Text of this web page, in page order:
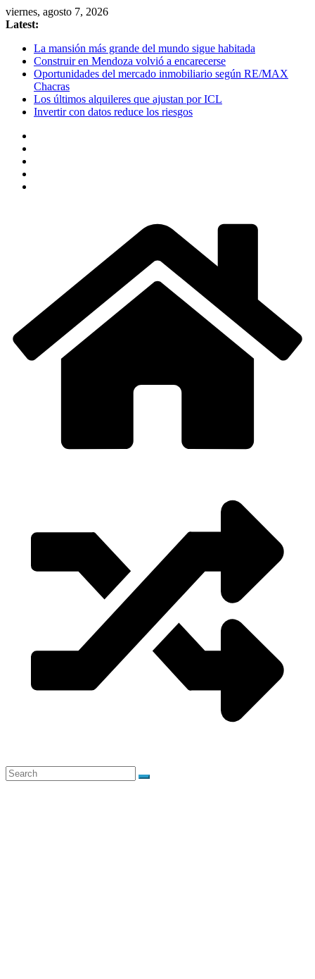
Skip
to
viernes, agosto 7, 2026
Latest:
La mansión más grande del mundo sigue habitada
Construir en Mendoza volvió a encarecerse
Oportunidades del mercado inmobiliario según RE/MAX
Chacras
Los últimos alquileres que ajustan por ICL
Invertir con datos reduce los riesgos